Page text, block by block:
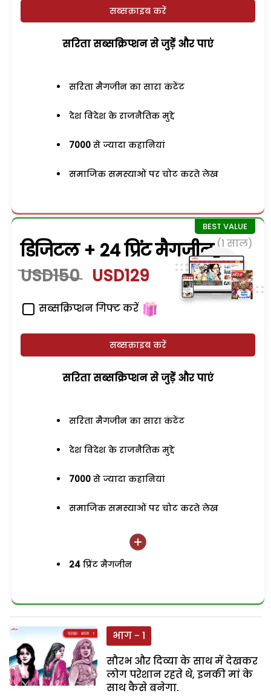
सब्सक्राइब करें
सरिता सब्सक्रिप्शन से जुड़ेें और पाएं
सरिता मैगजीन का सारा कंटेंट
देश विदेश के राजनैतिक मुद्दे
7000 से ज्यादा कहानियां
समाजिक समस्याओं पर चोट करते लेख
डिजिटल + 24 प्रिंट मैगजीन (1 साल)
USD150 USD129
सब्सक्रिप्शन गिफ्ट करें
सब्सक्राइब करें
सरिता सब्सक्रिप्शन से जुड़ेें और पाएं
सरिता मैगजीन का सारा कंटेंट
देश विदेश के राजनैतिक मुद्दे
7000 से ज्यादा कहानियां
समाजिक समस्याओं पर चोट करते लेख
24 प्रिंट मैगजीन
भाग - 1
सौरभ और दिव्या के साथ में देखकर
लोग परेशान रहते थे, इनकी मां के
साथ कैसे बनेगा.